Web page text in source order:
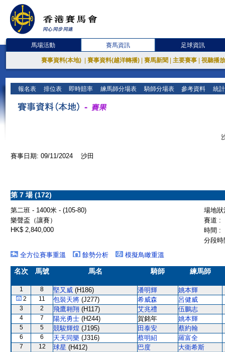
馬場活動 賽馬資訊 足球資訊
賽事資料(本地) 賽事資料(越洋轉播) 賽馬新聞 主要賽事 視聽播
報名表 排位表 即時賠率 練馬師分場表 騎師分場表 參考資料 統
賽事日期: 09/11/2024 沙田
第 7 場 (172)
第二班 - 1400米 - (105-80)
場地
樂聲盃（讓賽）
賽道 :
HK$ 2,840,000
時間 :
分段
全方位賽事重溫
餘勢分析 模擬鳥瞰重溫
名次 馬號 馬名 騎師 練馬師
1 8 堅又威 (H186) 潘明輝 姚本輝
2 11 包裝天將 (J277) 希威森 呂健威
3 2 飛鷹翱翔 (H117) 艾兆禮 伍鵬志
4 7 陽光勇士 (H244) 賀銘年 姚本輝
5 5 競駿輝煌 (J195) 田泰安 蔡約翰
6 6 天天同樂 (J316) 蔡明紹 羅富全
7 12 球星 (H412) 巴度 大衛希斯